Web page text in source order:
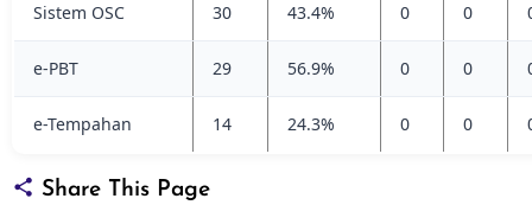
Sistem OSC 30 43.4% 0 0
e-PBT 29 56.9% 0 0
e-Tempahan 14 24.3% 0 0
Share This Page